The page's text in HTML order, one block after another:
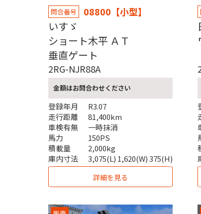
問合番号 08800【小型】
いすゞ
ショート木平 ＡＴ
垂直ゲート
2RG-NJR88A
金額はお問合わせください
登録年月
走行距離
車検有無
馬力
積載量
庫内寸法
R3.07
81,400km
一時抹消
150PS
2,000kg
3,075(L) 1,620(W) 375(H)
詳細を見る